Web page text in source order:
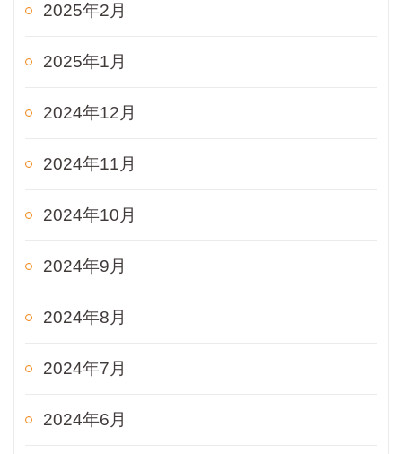
2025年2月
2025年1月
2024年12月
2024年11月
2024年10月
2024年9月
2024年8月
2024年7月
2024年6月